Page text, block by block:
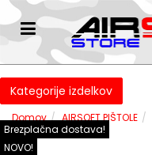
Kategorije izdelkov
Domov AIRSOFT PIŠTOLE
Brezplačna dostava!
NOVO!